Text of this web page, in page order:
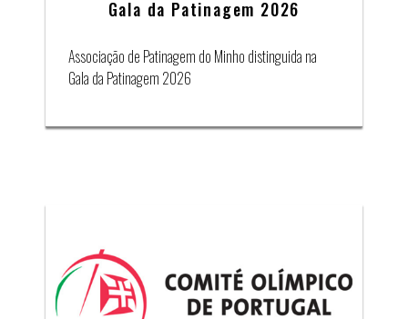
Gala da Patinagem 2026
Associação de Patinagem do Minho distinguida na
Gala da Patinagem 2026